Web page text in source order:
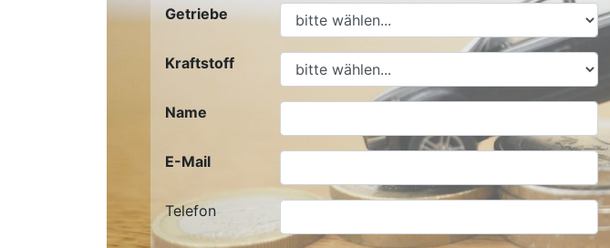
Getriebe
Kraftstoff
Name
E-Mail
Telefon